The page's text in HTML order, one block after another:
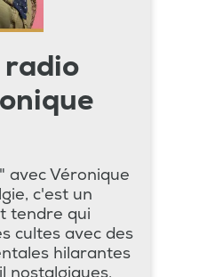
radio
avec Véronique
c'est un
tendre qui
cultes avec des
hilarantes